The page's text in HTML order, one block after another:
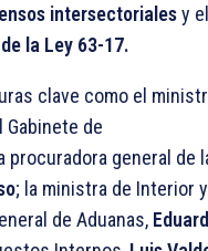
intersectorialesy el
la Ley 63-17.
clave como el
de
procuradora general de
; la ministra de Interior y
de Aduanas,